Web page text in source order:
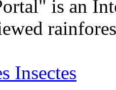
is an
Insectes